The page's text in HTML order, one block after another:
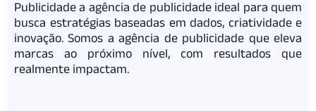
Publicidade a agência de publicidade ideal para quem
busca estratégias baseadas em dados, criatividade e
inovação. Somos a agência de publicidade que eleva
marcas ao próximo nível, com resultados que
realmente impactam.